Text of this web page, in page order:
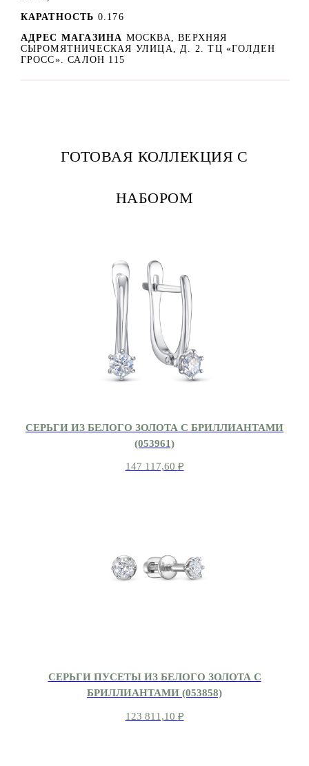
КАРАТНОСТЬ 0.176
АДРЕС МАГАЗИНА МОСКВА, ВЕРХНЯЯ
СЫРОМЯТНИЧЕСКАЯ УЛИЦА, Д. 2. ТЦ «ГОЛДЕН
ГРОСС». САЛОН 115
ГОТОВАЯ КОЛЛЕКЦИЯ С
НАБОРОМ
СЕРЬГИ ИЗ БЕЛОГО ЗОЛОТА С БРИЛЛИАНТАМИ
(053961)
147 117,60 ₽
СЕРЬГИ ПУСЕТЫ ИЗ БЕЛОГО ЗОЛОТА С
БРИЛЛИАНТАМИ (053858)
123 811,10 ₽